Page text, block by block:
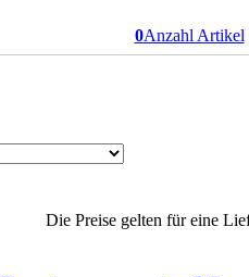
0Anzahl Artikel
Die Preise gelten für eine